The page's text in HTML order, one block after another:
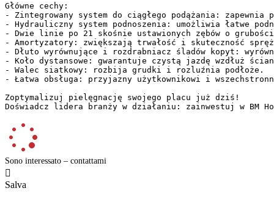
Główne cechy:
- Zintegrowany system do ciągłego podążania:
- Hydrauliczny system podnoszenia: umożliwia łatwe
- Dwie linie po 21 skośnie ustawionych zębów o
- Amortyzatory: zwiększają trwałość i skuteczność
- Dłuto wyrównujące i rozdrabniacz śladów kopyt:
- Koło dystansowe: gwarantuje czystą jazdę wzdłuż
- Walec siatkowy: rozbija grudki i rozluźnia podłoże.
- Łatwa obsługa: przyjazny użytkownikowi i
Zoptymalizuj pielęgnację swojego placu już dziś!
Doświadcz lidera branży w działaniu: zainwestuj w BM
Sono interessato – contattami

Salva